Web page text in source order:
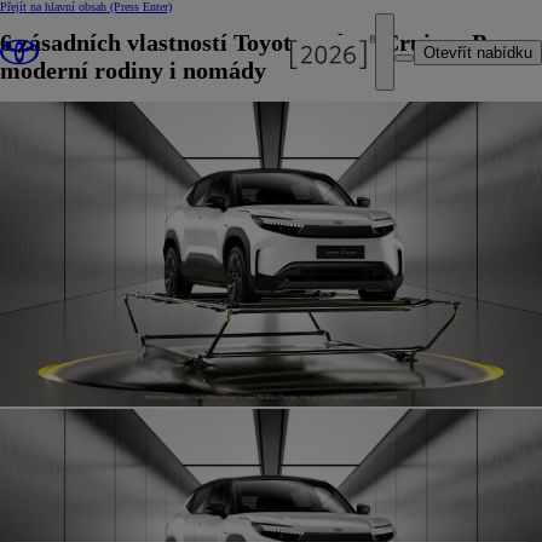
Přejít na hlavní obsah (Press Enter)
Otevřít nabídku
6 zásadních vlastností Toyoty Urban Cruiser. Pro
moderní rodiny i nomády